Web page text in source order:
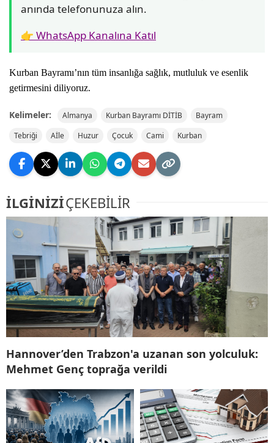
anında telefonunuza alın.
👉 WhatsApp Kanalına Katıl
Kurban Bayramı’nın tüm insanlığa sağlık, mutluluk ve esenlik
getirmesini diliyoruz.
Kelimeler: Almanya Kurban Bayramı DİTİB
Bayram
Tebriği
Aİle Huzur Çocuk Cami Kurban
İLGİNİZİÇEKEBİLİR
Hannover’den Trabzon'a uzanan son yolculuk:
Mehmet Genç toprağa verildi